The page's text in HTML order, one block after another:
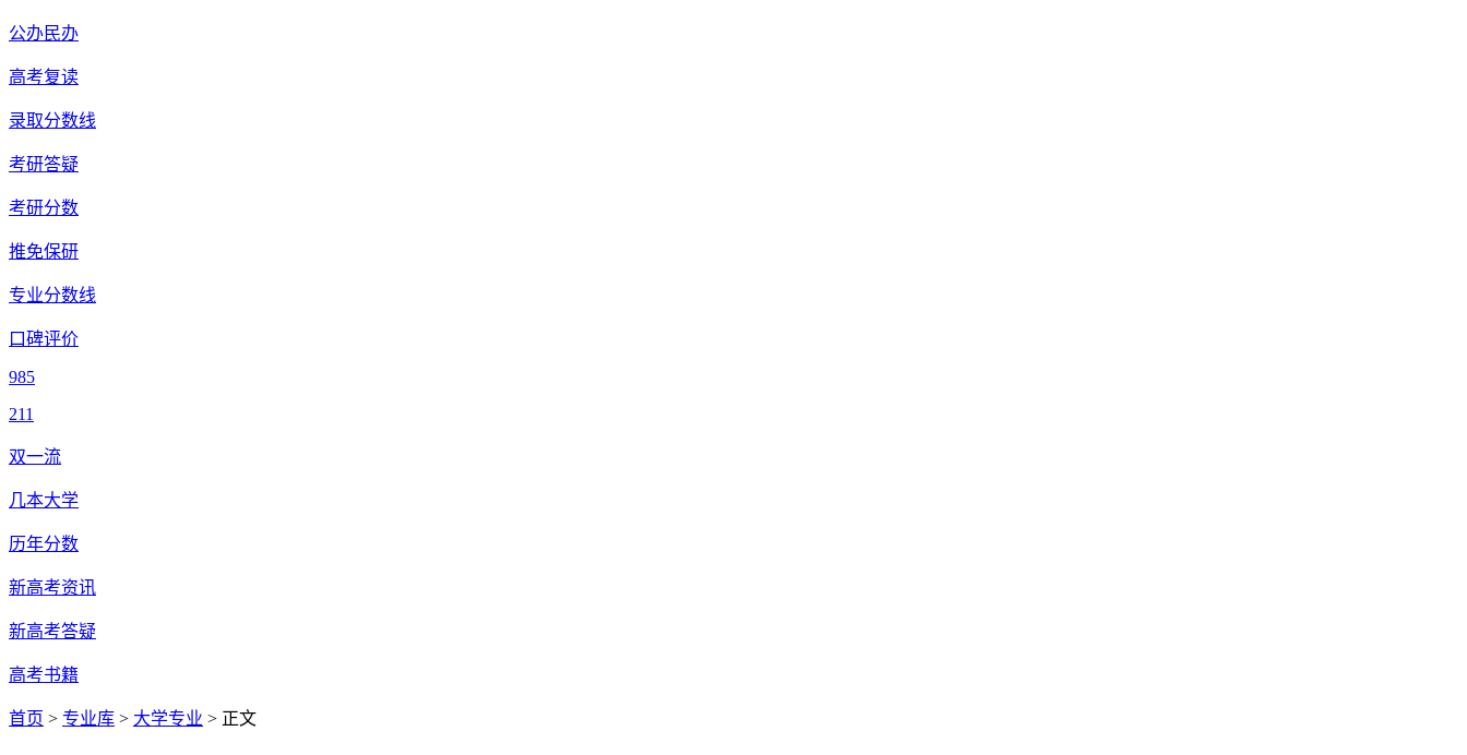
公办民办
高考复读
录取分数线
考研答疑
考研分数
推免保研
专业分数线
口碑评价
985
211
双一流
几本大学
历年分数
新高考资讯
新高考答疑
高考书籍
首页 > 专业库 > 大学专业 > 正文